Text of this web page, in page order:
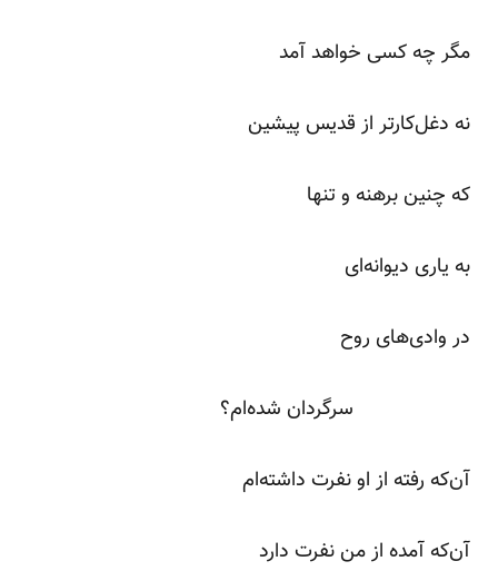
مگر چه کسی خواهد آمد
نه دغل‌کارتر از قدیس پیشین
که چنین برهنه و تنها
به یاری دیوانه‌ای
در وادی‌های روح
سرگردان شده‌ام؟
آن‌که رفته از او نفرت داشته‌ام
آن‌که آمده از من نفرت دارد